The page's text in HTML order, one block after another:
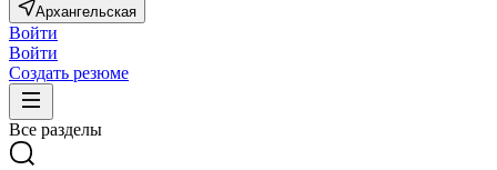
Архангельская
Войти
Войти
Создать резюме
Все разделы